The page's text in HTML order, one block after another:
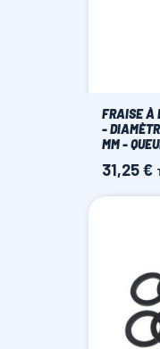
FRAISE À
-
MM -
Prix
31,25 €